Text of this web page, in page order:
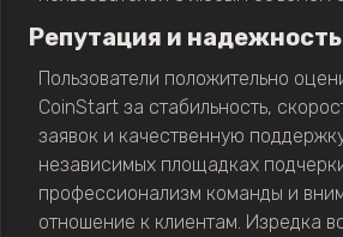
Репутация и надежность
Пользователи положительно
CoinStart за стабильность,
заявок и качественную
независимых площадках
профессионализм команды и
отношение к клиентам. Изредка